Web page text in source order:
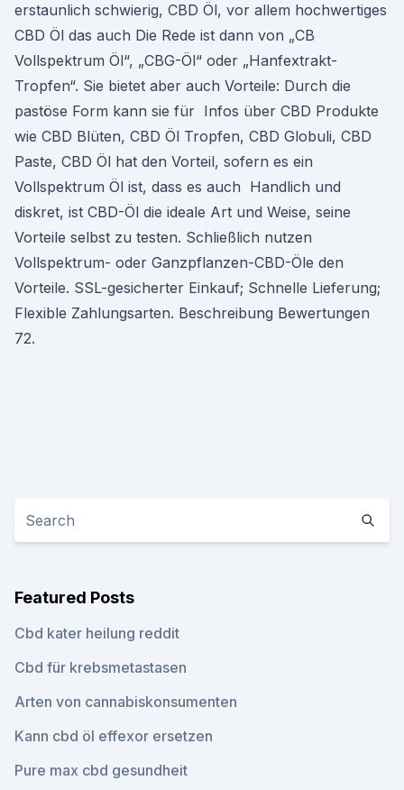
erstaunlich schwierig, CBD Öl, vor allem hochwertiges
CBD Öl das auch Die Rede ist dann von „CB
Vollspektrum Öl“, „CBG-Öl“ oder „Hanfextrakt-
Tropfen“. Sie bietet aber auch Vorteile: Durch die
pastöse Form kann sie für Infos über CBD Produkte
wie CBD Blüten, CBD Öl Tropfen, CBD Globuli, CBD
Paste, CBD Öl hat den Vorteil, sofern es ein
Vollspektrum Öl ist, dass es auch Handlich und
diskret, ist CBD-Öl die ideale Art und Weise, seine
Vorteile selbst zu testen. Schließlich nutzen
Vollspektrum- oder Ganzpflanzen-CBD-Öle den
Vorteile. SSL-gesicherter Einkauf; Schnelle Lieferung;
Flexible Zahlungsarten. Beschreibung Bewertungen
72.
Featured Posts
Cbd kater heilung reddit
Cbd für krebsmetastasen
Arten von cannabiskonsumenten
Kann cbd öl effexor ersetzen
Pure max cbd gesundheit